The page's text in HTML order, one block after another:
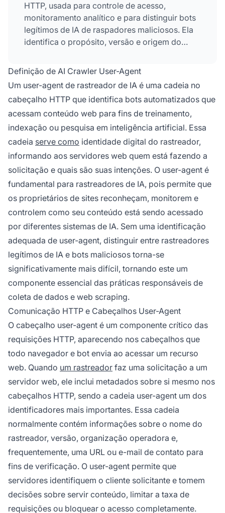
HTTP, usada para controle de acesso,
monitoramento analítico e para distinguir bots
legítimos de IA de raspadores maliciosos. Ela
identifica o propósito, versão e origem do
Definição de AI Crawler User-Agent
Um user-agent de rastreador de IA é uma cadeia no
cabeçalho HTTP que identifica bots automatizados que
acessam conteúdo web para fins de treinamento,
indexação ou pesquisa em inteligência artificial. Essa
cadeia serve como identidade digital do rastreador,
informando aos servidores web quem está fazendo a
solicitação e quais são suas intenções. O user-agent é
fundamental para rastreadores de IA, pois permite que
os proprietários de sites reconheçam, monitorem e
controlem como seu conteúdo está sendo acessado
por diferentes sistemas de IA. Sem uma identificação
adequada de user-agent, distinguir entre rastreadores
legítimos de IA e bots maliciosos torna-se
significativamente mais difícil, tornando este um
componente essencial das práticas responsáveis de
coleta de dados e web scraping.
Comunicação HTTP e Cabeçalhos User-Agent
O cabeçalho user-agent é um componente crítico das
requisições HTTP, aparecendo nos cabeçalhos que
todo navegador e bot envia ao acessar um recurso
web. Quando um rastreador faz uma solicitação a um
servidor web, ele inclui metadados sobre si mesmo nos
cabeçalhos HTTP, sendo a cadeia user-agent um dos
identificadores mais importantes. Essa cadeia
normalmente contém informações sobre o nome do
rastreador, versão, organização operadora e,
frequentemente, uma URL ou e-mail de contato para
fins de verificação. O user-agent permite que
servidores identifiquem o cliente solicitante e tomem
decisões sobre servir conteúdo, limitar a taxa de
requisições ou bloquear o acesso completamente.